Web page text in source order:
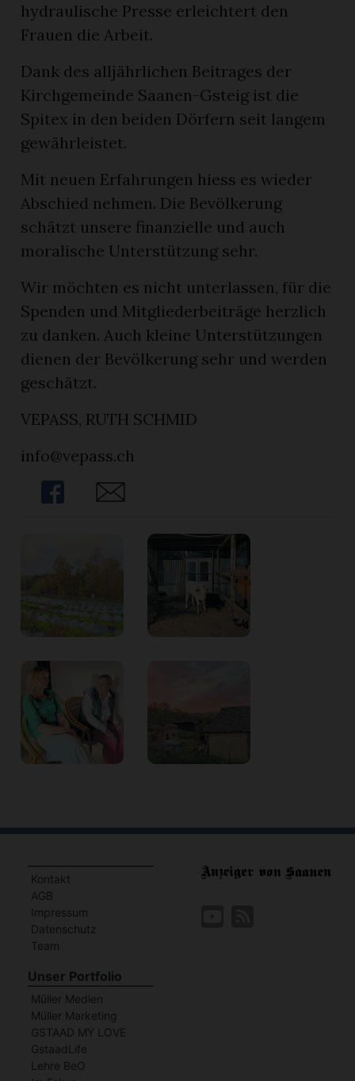
hydraulische Presse erleichtert den
Frauen die Arbeit.
Dank des alljährlichen Beitrages der
Kirchgemeinde Saanen-Gsteig ist die
Spitex in den beiden Dörfern seit langem
gewährleistet.
Mit neuen Erfahrungen hiess es wieder
Abschied nehmen. Die Bevölkerung
schätzt unsere finanzielle und auch
moralische Unterstützung sehr.
Wir möchten es nicht unterlassen, für die
Spenden und Mitgliederbeiträge herzlich
zu danken. Auch kleine Unterstützungen
dienen der Bevölkerung sehr und werden
geschätzt.
VEPASS, RUTH SCHMID
info@vepass.ch
Share
Share
Kontakt
AGB
Impressum
Datenschutz
Team
Unser Portfolio
Müller Medien
Müller Marketing
GSTAAD MY LOVE
GstaadLife
Lehre BeO